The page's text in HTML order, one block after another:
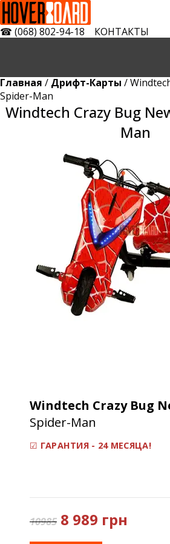
☎ (068) 802-94-18 КОНТАКТЫ
Главная / Дрифт-Карты /
Spider-Man
Windtech Crazy Bug
Man
Windtech Crazy Bug
Spider-Man
☑ ГАРАНТИЯ - 24 МЕСЯЦА!
10985 8 989 грн